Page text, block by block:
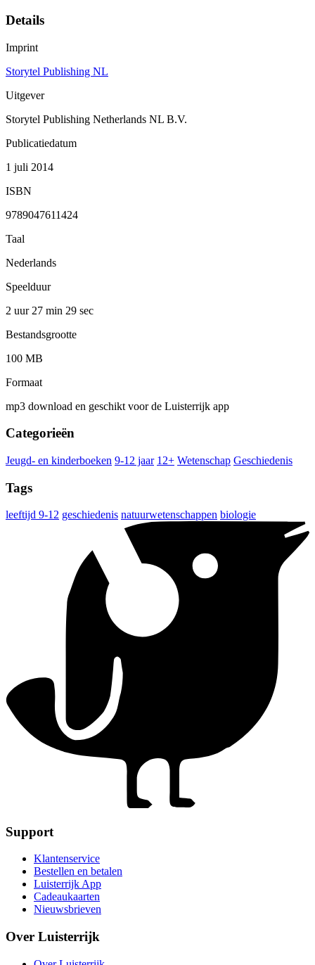
Details
Imprint
Storytel Publishing NL
Uitgever
Storytel Publishing Netherlands NL B.V.
Publicatiedatum
1 juli 2014
ISBN
9789047611424
Taal
Nederlands
Speelduur
2 uur 27 min 29 sec
Bestandsgrootte
100 MB
Formaat
mp3 download en geschikt voor de Luisterrijk app
Categorieën
Jeugd- en kinderboeken 9-12 jaar 12+ Wetenschap Geschiedenis
Tags
leeftijd 9-12 geschiedenis natuurwetenschappen biologie
Support
Klantenservice
Bestellen en betalen
Luisterrijk App
Cadeaukaarten
Nieuwsbrieven
Over Luisterrijk